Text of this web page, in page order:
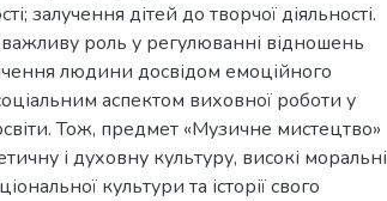
залучення дітей до творчої діяльності.
роль у регулюванні відношень
людини досвідом емоційного
аспектом виховної роботи у
Тож, предмет «Музичне мистецтво»
і духовну культуру, високі моральні
культури та історії свого